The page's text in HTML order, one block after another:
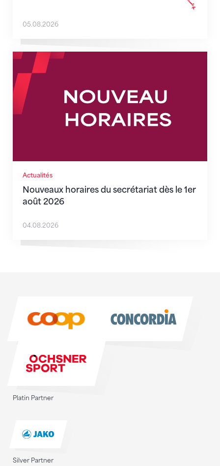
05.08.2026
Actualités
Nouveaux horaires du secrétariat dès le 1er
août 2026
Nouveaux horaires du secrétariat dès le 1er août
04.08.2026
Platin Partner
Silver Partner